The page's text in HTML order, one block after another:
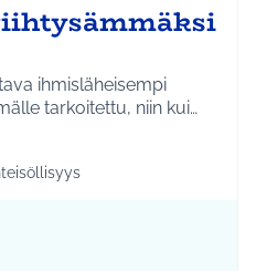
ihmisläheisempi
tarkoitettu, niin kui…
Hyrylä
mukaan: Hyvinvointi ja